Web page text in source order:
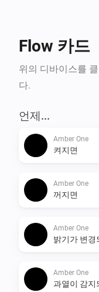
- Amber One &
    -- IP connected
    -- IP disconnected
Flow 카드
위의 디바이스를
다.
언제...
Amber One
켜지면
Amber One
꺼지면
Amber One
밝기가 변경
Amber One
과열이 감지